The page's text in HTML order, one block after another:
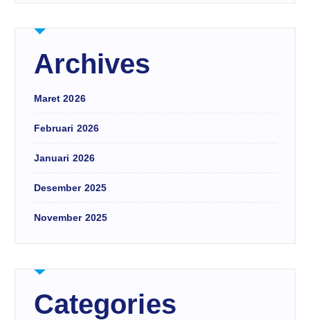
Archives
Maret 2026
Februari 2026
Januari 2026
Desember 2025
November 2025
Categories